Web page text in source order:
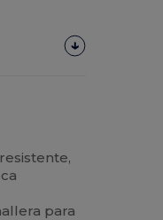
para